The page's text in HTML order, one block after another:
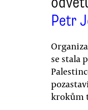
Petr
se stala
krokům